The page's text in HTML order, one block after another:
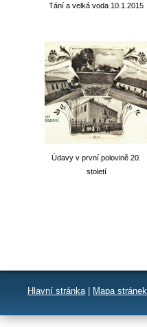
Tání a velká voda 10.1.2015
Údavy v první polovině 20.
století
Hlavní stránka | Mapa stránek